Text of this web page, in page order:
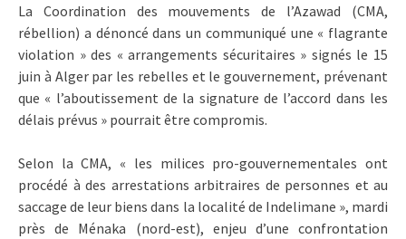
La Coordination des mouvements de l’Azawad (CMA,
rébellion) a dénoncé dans un communiqué une « flagrante
violation » des « arrangements sécuritaires » signés le 15
juin à Alger par les rebelles et le gouvernement, prévenant
que « l’aboutissement de la signature de l’accord dans les
délais prévus » pourrait être compromis.
Selon la CMA, « les milices pro-gouvernementales ont
procédé à des arrestations arbitraires de personnes et au
saccage de leur biens dans la localité de Indelimane », mardi
près de Ménaka (nord-est), enjeu d’une confrontation